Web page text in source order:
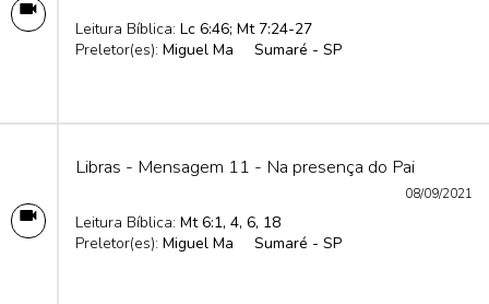
Leitura Bíblica: Lc 6:46; Mt 7:24-27
Preletor(es): Miguel Ma Sumaré - SP
Libras - Mensagem 11 - Na presença do Pai
08/09/2021
Leitura Bíblica: Mt 6:1, 4, 6, 18
Preletor(es): Miguel Ma Sumaré - SP